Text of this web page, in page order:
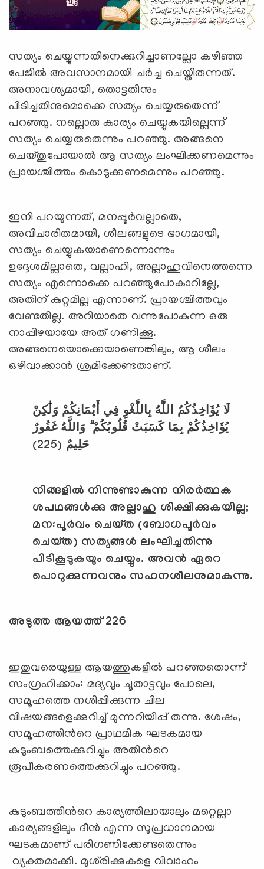
സത്യം ചെയ്യുന്നതിനെക്കുറിച്ചാണല്ലോ കഴിഞ്ഞ
പേജില്‍ അവസാനമായി ചര്‍ച്ച ചെയ്തിരുന്നത്.
അനാവശ്യമായി, തൊട്ടതിനും
പിടിച്ചതിനുമൊക്കെ സത്യം ചെയ്യരുതെന്ന്
പറഞ്ഞു. നല്ലൊരു കാര്യം ചെയ്യുകയില്ലെന്ന്
സത്യം ചെയ്യരുതെന്നും പറഞ്ഞു. അങ്ങനെ
ചെയ്തുപോയാല്‍ ആ സത്യം ലംഘിക്കണമെന്നും
പ്രായശ്ചിത്തം കൊടുക്കണമെന്നും പറഞ്ഞു.
ഇനി പറയുന്നത്, മനപ്പൂര്‍വല്ലാതെ,
അവിചാരിതമായി, ശീലങ്ങളുടെ ഭാഗമായി,
സത്യം ചെയ്യുകയാണെന്നൊന്നും
ഉദ്ദേശമില്ലാതെ, വല്ലാഹി, അല്ലാഹുവിനെത്തന്നെ
സത്യം എന്നൊക്കെ പറഞ്ഞുപോകാറില്ലേ,
അതിന് കുറ്റമില്ല എന്നാണ്. പ്രായശ്ചിത്തവും
വേണ്ടതില്ല. അറിയാതെ വന്നുപോകുന്ന ഒരു
നാപ്പിഴയായേ അത് ഗണിക്കൂ.
അങ്ങനെയൊക്കെയാണെങ്കിലും, ആ ശീലം
ഒഴിവാക്കാന്‍ ശ്രമിക്കേണ്ടതാണ്.
لَا يُؤَاخِذُكُمُ اللَّهُ بِاللَّغْوِ فِي أَيْمَانِكُمْ وَلَٰكِنْ
يُؤَاخِذُكُمْ بِمَا كَسَبَتْ قُلُوبُكُمْ ۗ وَاللَّهُ غَفُورٌ
حَلِيمٌ (225)
നിങ്ങളില്‍ നിന്നുണ്ടാകുന്ന നിരര്‍ത്ഥക
ശപഥങ്ങള്‍ക്കു അല്ലാഹു ശിക്ഷിക്കുകയില്ല;
മനഃപൂര്‍വം ചെയ്ത (ബോധപൂര്‍വം
ചെയ്ത) സത്യങ്ങള്‍ ലംഘിച്ചതിന്നു
പിടികൂടുകയും ചെയ്യും. അവന്‍ ഏറെ
പൊറുക്കുന്നവനും സഹനശീലനുമാകുന്നു.
അടുത്ത ആയത്ത് 226
ഇതുവരെയുള്ള ആയത്തുകളില്‍ പറഞ്ഞതൊന്ന്
സംഗ്രഹിക്കാം: മദ്യവും ചൂതാട്ടവും പോലെ,
സമൂഹത്തെ നശിപ്പിക്കുന്ന ചില
വിഷയങ്ങളെക്കുറിച്ച് മുന്നറിയിപ്പ് തന്നു. ശേഷം,
സമൂഹത്തിന്‍റെ പ്രാഥമിക ഘടകമായ
കുടുംബത്തെക്കുറിച്ചും അതിന്‍റെ
രൂപീകരണത്തെക്കുറിച്ചും പറഞ്ഞു.
കുടുംബത്തിന്‍റെ കാര്യത്തിലായാലും മറ്റെല്ലാ
കാര്യങ്ങളിലും ദീന്‍ എന്ന സുപ്രധാനമായ
ഘടകമാണ് പരിഗണിക്കേണ്ടതെന്നും
വ്യക്തമാക്കി. മുശ്‍രിക്കുകളെ വിവാഹം